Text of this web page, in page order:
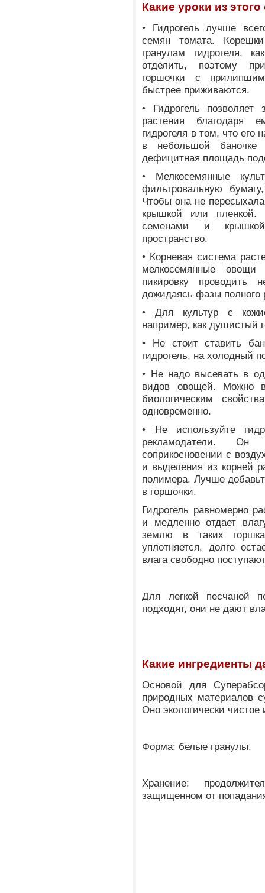
Какие уроки из
• Гидрогель лучше
семян томата.
гранулам гидрогеля,
отделить, поэтому
горшочки с
быстрее приживаются.
• Гидрогель позволяет
растения благодаря
гидрогеля в том, что его
в небольшой
дефицитная площадь
• Мелкосемянные
фильтровальную
Чтобы она не
крышкой или пленкой.
семенами и
пространство.
• Корневая система
мелкосемянные
пикировку
дожидаясь фазы полного
• Для культур с
например, как душистый
• Не стоит ставить
гидрогель, на холодный
• Не надо высевать в
видов овощей. Можно
биологическим
одновременно.
• Не используйте
рекламодатели. Он
соприкосновении с
и выделения из корней
полимера. Лучше
в горшочки.
Гидрогель равномерно
и медленно отдает
землю в таких
уплотняется, долго
влага свободно
Для легкой песчаной
подходят, они не дают
Какие ингредиенты
Основой для
природных материалов
Оно экологически
Форма: белые гранулы.
Хранение:
защищенном от